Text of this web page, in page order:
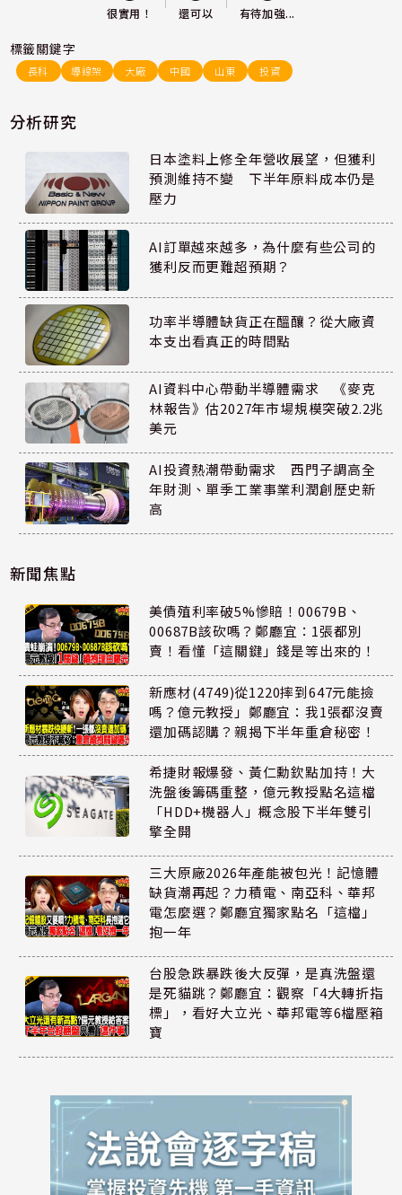
很實用！ 還可以 有待加強...
標籤關鍵字
長科 導線架 大廠 中國 山東 投資
分析研究
日本塗料上修全年營收展望，但獲利
預測維持不變 下半年原料成本仍是
壓力
AI訂單越來越多，為什麼有些公司的
獲利反而更難超預期？
功率半導體缺貨正在醞釀？從大廠資
本支出看真正的時間點
AI資料中心帶動半導體需求 《麥克
林報告》估2027年市場規模突破2.2兆
美元
AI投資熱潮帶動需求 西門子調高全
年財測、單季工業事業利潤創歷史新
高
新聞焦點
美債殖利率破5%慘賠！00679B、
00687B該砍嗎？鄭廳宜：1張都別
賣！看懂「這關鍵」錢是等出來的！
新應材(4749)從1220摔到647元能撿
嗎？億元教授」鄭廳宜：我1張都沒賣
還加碼認購？親揭下半年重倉秘密！
希捷財報爆發、黃仁勳欽點加持！大
洗盤後籌碼重整，億元教授點名這檔
「HDD+機器人」概念股下半年雙引
擎全開
三大原廠2026年產能被包光！記憶體
缺貨潮再起？力積電、南亞科、華邦
電怎麼選？鄭廳宜獨家點名「這檔」
抱一年
台股急跌暴跌後大反彈，是真洗盤還
是死貓跳？鄭廳宜：觀察「4大轉折指
標」，看好大立光、華邦電等6檔壓箱
寶